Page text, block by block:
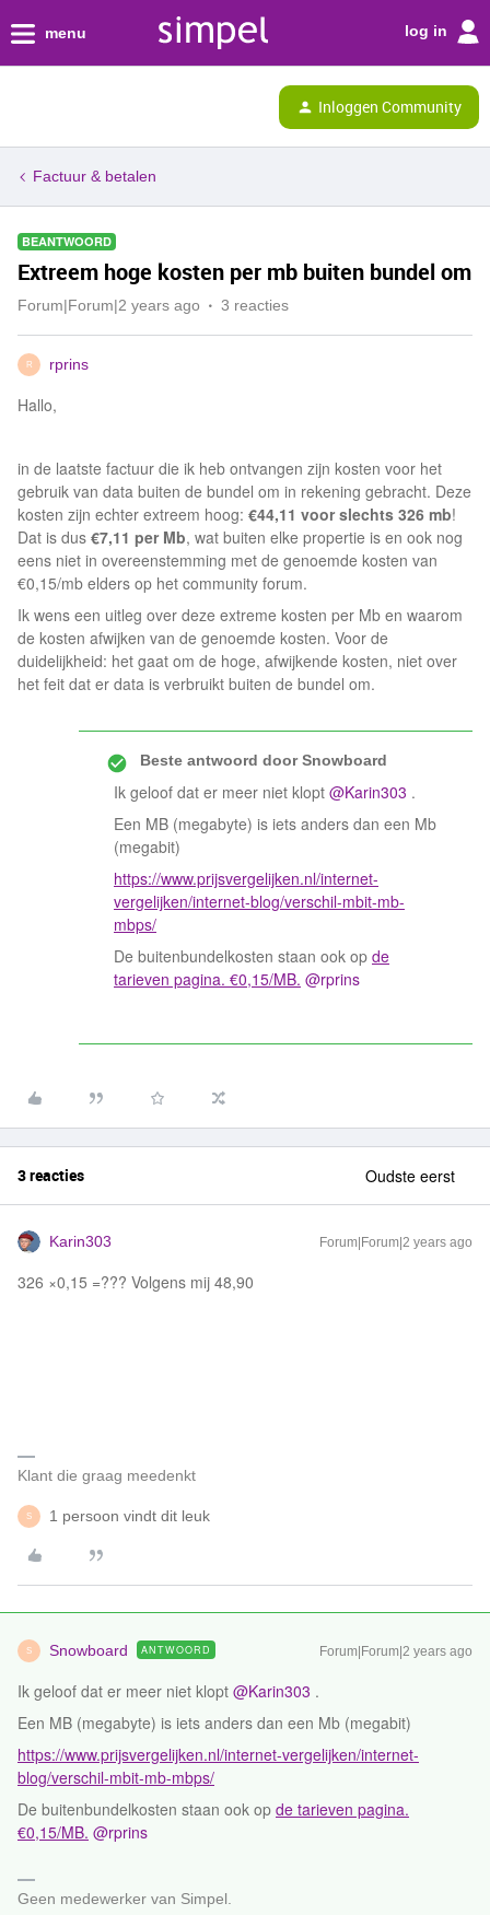
menu log in
Inloggen Community
Factuur & betalen
BEANTWOORD
Extreem hoge kosten per mb buiten bundel om
Forum|Forum|2 years ago 3 reacties
R rprins
Hallo,
in de laatste factuur die ik heb ontvangen zijn kosten voor het
gebruik van data buiten de bundel om in rekening gebracht. Deze
kosten zijn echter extreem hoog: €44,11 voor slechts 326 mb!
Dat is dus €7,11 per Mb, wat buiten elke propertie is en ook nog
eens niet in overeenstemming met de genoemde kosten van
€0,15/mb elders op het community forum.
Ik wens een uitleg over deze extreme kosten per Mb en waarom
de kosten afwijken van de genoemde kosten. Voor de
duidelijkheid: het gaat om de hoge, afwijkende kosten, niet over
het feit dat er data is verbruikt buiten de bundel om.
Beste antwoord doorSnowboard
Ik geloof dat er meer niet klopt @Karin303 .
Een MB (megabyte) is iets anders dan een Mb
(megabit)
https://www.prijsvergelijken.nl/internet-
vergelijken/internet-blog/verschil-mbit-mb-
mbps/
De buitenbundelkosten staan ook op de
tarieven pagina. €0,15/MB. @rprins
3 reacties Oudste eerst
Karin303 Forum|Forum|2 years ago
326 ×0,15 =??? Volgens mij 48,90
Klant die graag meedenkt
S 1 persoon vindt dit leuk
S Snowboard ANTWOORD Forum|Forum|2 years ago
Ik geloof dat er meer niet klopt @Karin303 .
Een MB (megabyte) is iets anders dan een Mb (megabit)
https://www.prijsvergelijken.nl/internet-vergelijken/internet-
blog/verschil-mbit-mb-mbps/
De buitenbundelkosten staan ook op de tarieven pagina.
€0,15/MB. @rprins
Geen medewerker van Simpel.